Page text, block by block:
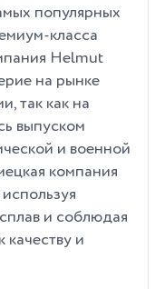
популярных
класса
Helmut
на рынке
так как на
выпуском
и военной
компания
и соблюдая
качеству и